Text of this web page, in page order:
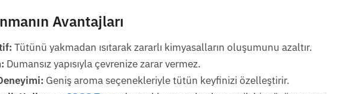
Avantajları
Tütünü yakmadan ısıtarak zararlı kimyasalların oluşumunu azaltır.
Dumansız yapısıyla çevrenize zarar vermez.
Geniş aroma seçenekleriyle tütün keyfinizi özelleştirir.